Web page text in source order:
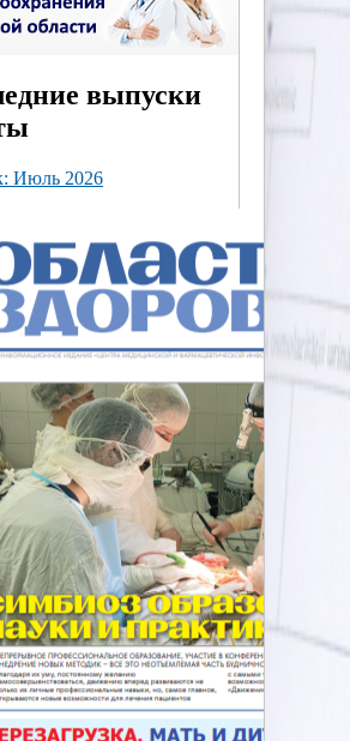
выпуски
Июль 2026